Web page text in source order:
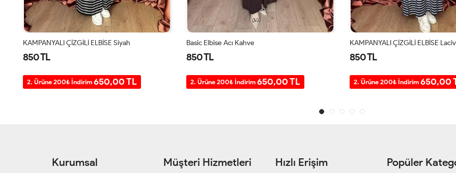
KAMPANYALI ÇİZGİLİ ELBİSE Siyah
850 TL
2. Ürüne 200₺ İndirim 650,00 TL
Basic Elbise Acı Kahve
850 TL
2. Ürüne 200₺ İndirim 650,00 TL
KAMPANYALI ÇİZGİLİ ELBİSE
850 TL
2. Ürüne 200₺ İndirim 650,00
Kurumsal Müşteri Hizmetleri Hızlı Erişim Popüler